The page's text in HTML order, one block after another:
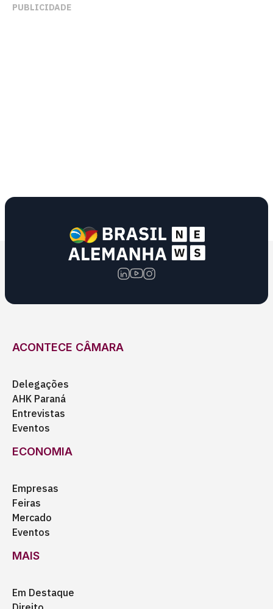
PUBLICIDADE
ACONTECE CÂMARA
Delegações
AHK Paraná
Entrevistas
Eventos
ECONOMIA
Empresas
Feiras
Mercado
Eventos
MAIS
Em Destaque